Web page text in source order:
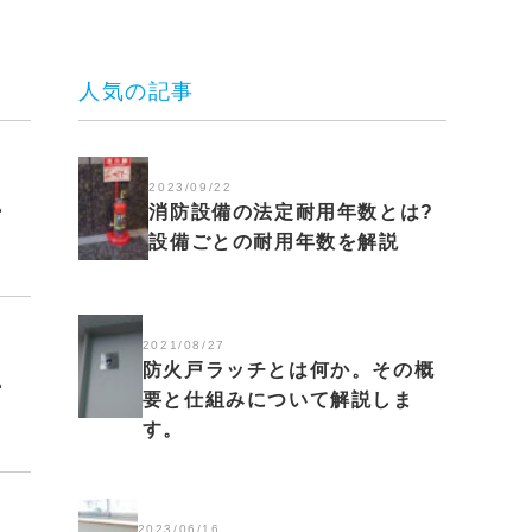
人気の記事
2023/09/22
消防設備の法定耐用年数とは?
設備ごとの耐用年数を解説
2021/08/27
防火戸ラッチとは何か。その概
要と仕組みについて解説しま
す。
2023/06/16